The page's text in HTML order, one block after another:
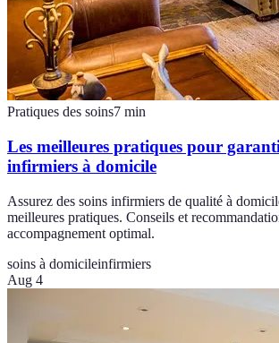
Pratiques des soins7 min
Les meilleures pratiques pour
infirmiers à domicile
Assurez des soins infirmiers de qualité à
meilleures pratiques. Conseils et
accompagnement optimal.
soins à domicileinfirmiers
Aug 4